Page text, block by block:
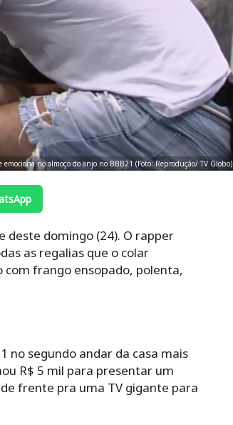
emociona no almoço do anjo no BBB21 (Foto: Reprodução/ TV Globo)
deste domingo (24). O rapper
as regalias que o colar
com frango ensopado, polenta,
no segundo andar da casa mais
R$ 5 mil para presentar um
frente pra uma TV gigante para